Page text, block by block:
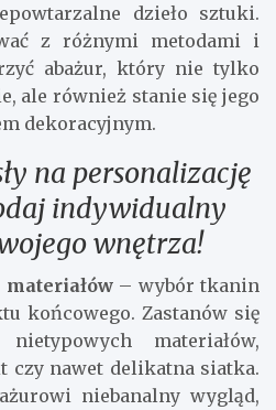
dzieło sztuki.
z różnymi metodami i
abażur, który nie tylko
ale również stanie się jego
dekoracyjnym.
na personalizację
indywidualny
wnętrza!
– wybór tkanin
końcowego. Zastanów się
materiałów,
czy nawet delikatna siatka.
niebanalny wygląd,